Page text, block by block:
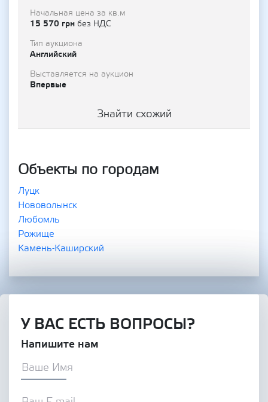
Начальная цена за кв.м
15 570 грн без НДС
Тип аукциона
Английский
Выставляется на аукцион
Впервые
Знайти схожий
Объекты по городам
Луцк
Нововолынск
Любомль
Рожище
Камень-Каширский
У ВАС ЕСТЬ ВОПРОСЫ?
Напишите нам